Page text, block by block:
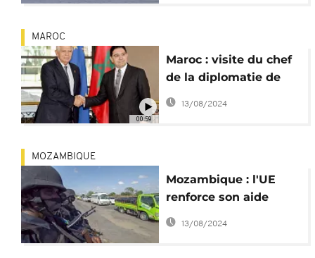
00:59
MAROC
Maroc : visite du chef
de la diplomatie de
l'UE sur fond de
corruption
13/08/2024
MOZAMBIQUE
Mozambique : l'UE
renforce son aide
militaire après des
attaques
13/08/2024